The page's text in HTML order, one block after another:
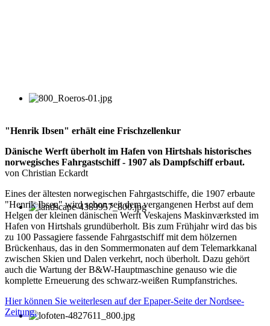
"Henrik Ibsen" erhält eine Frischzellenkur
Dänische Werft überholt im Hafen von Hirtshals historisches
norwegisches Fahrgastschiff - 1907 als Dampfschiff erbaut.
von Christian Eckardt
Eines der ältesten norwegischen Fahrgastschiffe, die 1907 erbaute
"Henrik Ibsen" wird schon seit dem vergangenen Herbst auf dem
Helgen der kleinen dänischen Werft Veskajens Maskinværksted im
Hafen von Hirtshals grundüberholt. Bis zum Frühjahr wird das bis
zu 100 Passagiere fassende Fahrgastschiff mit dem hölzernen
Brückenhaus, das in den Sommermonaten auf dem Telemarkkanal
zwischen Skien und Dalen verkehrt, noch überholt. Dazu gehört
auch die Wartung der B&W-Hauptmaschine genauso wie die
komplette Erneuerung des schwarz-weißen Rumpfanstriches.
Hier können Sie weiterlesen auf der Epaper-Seite der Nordsee-
Zeitung.